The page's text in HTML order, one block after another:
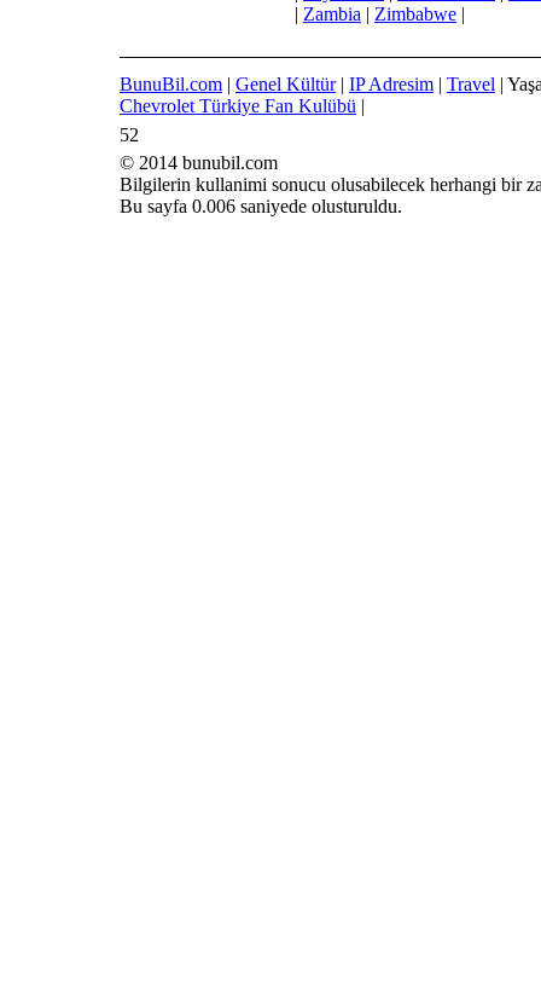
| Zambia | Zimbabwe |
BunuBil.com | Genel Kültür| IP Adresim | Travel |
Chevrolet Türkiye Fan Kulübü |
52
© 2014 bunubil.com
Bilgilerin kullanimi sonucu olusabilecek herhangi bir
Bu sayfa 0.006 saniyede olusturuldu.